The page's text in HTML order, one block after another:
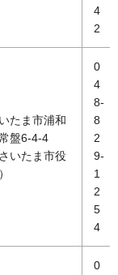
4
2
たま市浦和
盤6-4-4
さいたま市役
0
4
8-
8
2
9-
1
2
5
4
0